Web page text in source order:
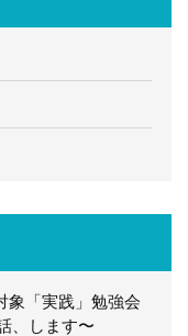
象「実践」勉強会
、します〜